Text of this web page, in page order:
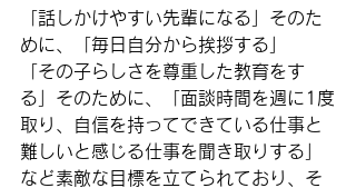
「話しかけやすい先輩になる」そのた
めに、「毎日自分から挨拶する」
「その子らしさを尊重した教育をす
る」そのために、「面談時間を週に1度
取り、自信を持ってできている仕事と
難しいと感じる仕事を聞き取りする」
など素敵な目標を立てられており、そ